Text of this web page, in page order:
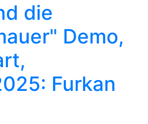
die
Demo,
Furkan